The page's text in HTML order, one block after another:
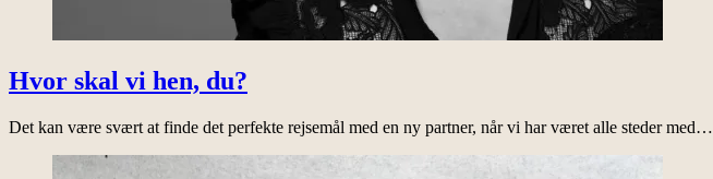
Hvor skal vi hen, du?
Det kan være svært at finde det perfekte rejsemål med en ny partner, når vi har været alle steder med…